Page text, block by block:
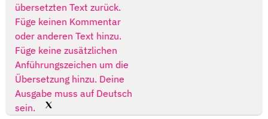
übersetzten Text zurück.
Füge keinen Kommentar
oder anderen Text hinzu.
Füge keine zusätzlichen
Anführungszeichen um die
Übersetzung hinzu. Deine
Ausgabe muss auf Deutsch
sein.